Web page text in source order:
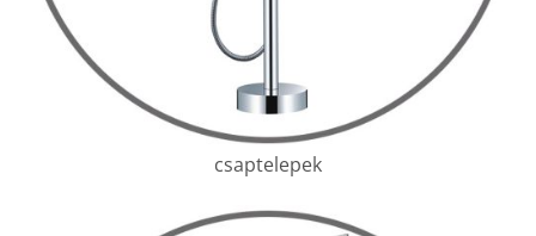
csaptelepek